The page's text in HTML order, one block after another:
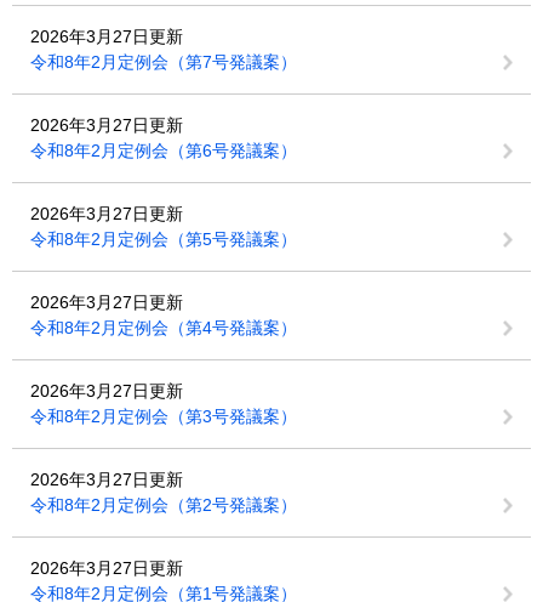
2026年3月27日更新
令和8年2月定例会（第7号発議案）
2026年3月27日更新
令和8年2月定例会（第6号発議案）
2026年3月27日更新
令和8年2月定例会（第5号発議案）
2026年3月27日更新
令和8年2月定例会（第4号発議案）
2026年3月27日更新
令和8年2月定例会（第3号発議案）
2026年3月27日更新
令和8年2月定例会（第2号発議案）
2026年3月27日更新
令和8年2月定例会（第1号発議案）